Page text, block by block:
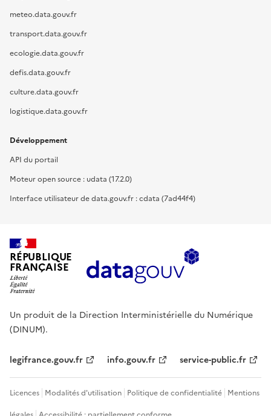
meteo.data.gouv.fr
transport.data.gouv.fr
ecologie.data.gouv.fr
defis.data.gouv.fr
culture.data.gouv.fr
logistique.data.gouv.fr
Développement
API du portail
Moteur open source : udata (17.2.0)
Interface utilisateur de data.gouv.fr : cdata (7ad44f4)
RÉPUBLIQUE
FRANÇAISE
Un produit de la Direction Interministérielle du Numérique
(DINUM).
legifrance.gouv.fr info.gouv.fr service-public.fr
Licences Modalités d'utilisation Politique de confidentialité Mentions